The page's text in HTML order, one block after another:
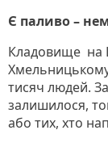
Є паливо –
Кладовище на
тисяч людей.
залишилося,
або тих, хто